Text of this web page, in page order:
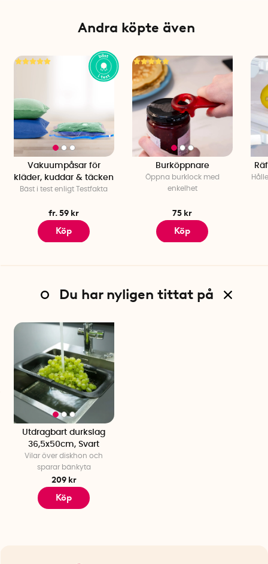
Andra köpte även
Vakuumpåsar för
kläder, kuddar & täcken
Bäst i test enligt Testfakta
fr. 59 kr
Köp
Burköppnare
Öppna burklock med
enkelhet
75 kr
Köp
Du har nyligen tittat på
Utdragbart durkslag
36,5x50cm, Svart
Vilar över diskhon och
sparar bänkyta
209 kr
Köp